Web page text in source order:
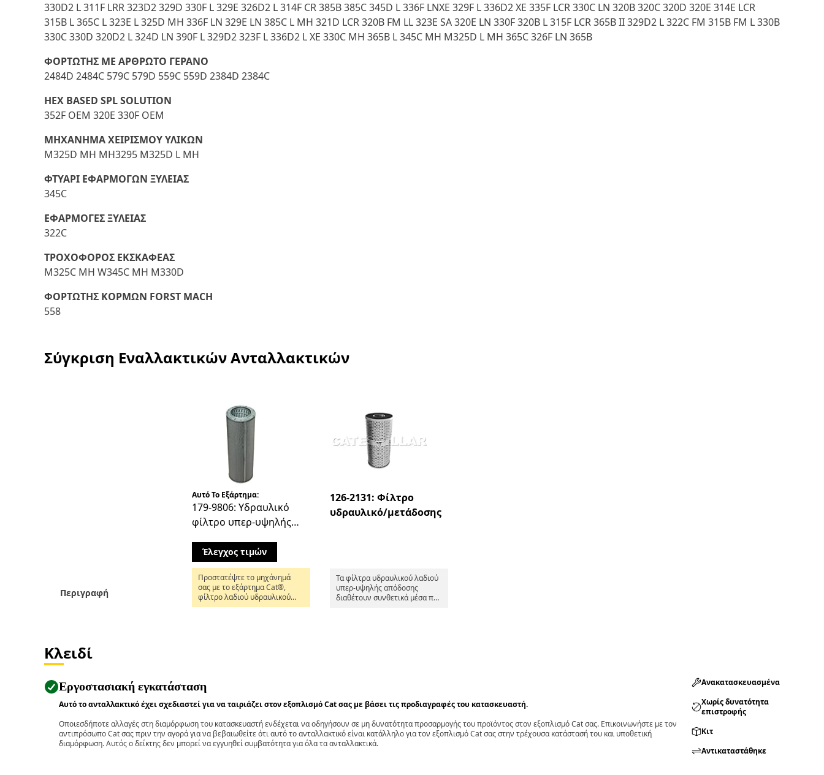
330D2 L 311F LRR 323D2 329D 330F L 329E 326D2 L 314F CR 385B 385C 345D L 336F LNXE 329F L 336D2 XE 335F LCR 330C LN 320B 320C 320D 320E 314E LCR
315B L 365C L 323E L 325D MH 336F LN 329E LN 385C L MH 321D LCR 320B FM LL 323E SA 320E LN 330F 320B L 315F LCR 365B II 329D2 L 322C FM 315B FM L 330B
330C 330D 320D2 L 324D LN 390F L 329D2 323F L 336D2 L XE 330C MH 365B L 345C MH M325D L MH 365C 326F LN 365B
ΦΟΡΤΩΤΗΣ ΜΕ ΑΡΘΡΩΤΟ ΓΕΡΑΝΟ
2484D 2484C 579C 579D 559C 559D 2384D 2384C
HEX BASED SPL SOLUTION
352F OEM 320E 330F OEM
ΜΗΧΑΝΗΜΑ ΧΕΙΡΙΣΜΟΥ ΥΛΙΚΩΝ
M325D MH MH3295 M325D L MH
ΦΤΥΑΡΙ ΕΦΑΡΜΟΓΩΝ ΞΥΛΕΙΑΣ
345C
ΕΦΑΡΜΟΓΕΣ ΞΥΛΕΙΑΣ
322C
ΤΡΟΧΟΦΟΡΟΣ ΕΚΣΚΑΦΕΑΣ
M325C MH W345C MH M330D
ΦΟΡΤΩΤΗΣ ΚΟΡΜΩΝ FORST MACH
558
Σύγκριση Εναλλακτικών Ανταλλακτικών
Περιγραφή
Αυτό Το Εξάρτημα:
179-9806: Υδραυλικό
φίλτρο υπερ-υψηλής
Έλεγχος τιμών
Προστατέψτε το μηχάνημά
σας με το εξάρτημα Cat®,
φίλτρο λαδιού υδραυλικού
σασμάν. Το φίλτρο
126-2131: Φίλτρο
υδραυλικό/μετάδοσης
Τα φίλτρα υδραυλικού λαδιού
υπερ-υψηλής απόδοσης
διαθέτουν συνθετικά μέσα που
Κλειδί
Εργοστασιακή εγκατάσταση
Αυτό το ανταλλακτικό έχει σχεδιαστεί για να ταιριάζει στον εξοπλισμό Cat σας με βάσει τις προδιαγραφές του κατασκευαστή.
Οποιεσδήποτε αλλαγές στη διαμόρφωση του κατασκευαστή ενδέχεται να οδηγήσουν σε μη δυνατότητα προσαρμογής του προϊόντος στον εξοπλισμό Cat σας. Επικοινωνήστε με τον
αντιπρόσωπο Cat σας πριν την αγορά για να βεβαιωθείτε ότι αυτό το ανταλλακτικό είναι κατάλληλο για τον εξοπλισμό Cat σας στην τρέχουσα κατάστασή του και υποθετική
διαμόρφωση. Αυτός ο δείκτης δεν μπορεί να εγγυηθεί συμβατότητα για όλα τα ανταλλακτικά.
Ανακατασκευασμένα
Χωρίς δυνατότητα
επιστροφής
Κιτ
Αντικαταστάθηκε